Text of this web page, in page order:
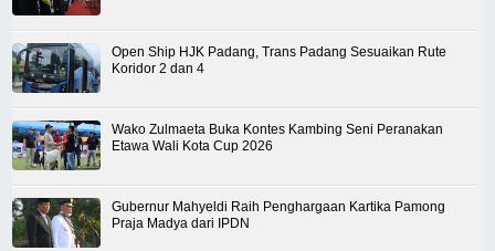
Open Ship HJK Padang, Trans Padang Sesuaikan Rute
Koridor 2 dan 4
Wako Zulmaeta Buka Kontes Kambing Seni Peranakan
Etawa Wali Kota Cup 2026
Gubernur Mahyeldi Raih Penghargaan Kartika Pamong
Praja Madya dari IPDN